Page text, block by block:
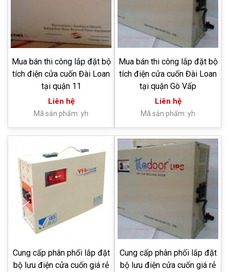
Mua bán thi công lắp đặt bộ
tích điện cửa cuốn Đài Loan
tại quận 11
Liên hệ
Mã sản phẩm: yh
Mua bán thi công lắp đặt bộ
tích điện cửa cuốn Đài Loan
tại quận Gò Vấp
Liên hệ
Mã sản phẩm: yh
Cung cấp phân phối lắp đặt
bộ lưu điện cửa cuốn giá rẻ
Cung cấp phân phối lắp đặt
bộ lưu điện cửa cuốn giá rẻ